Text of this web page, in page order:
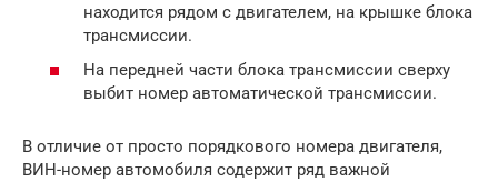
находится рядом с двигателем, на крышке блока
трансмиссии.
На передней части блока трансмиссии сверху
выбит номер автоматической трансмиссии.
В отличие от просто порядкового номера двигателя,
ВИН-номер автомобиля содержит ряд важной